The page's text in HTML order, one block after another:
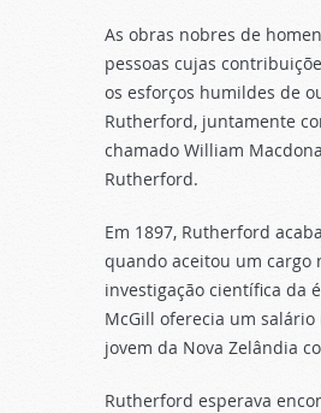
As obras nobres de
pessoas cujas
os esforços humildes de
Rutherford, juntamente
chamado William
Rutherford.
Em 1897, Rutherford
quando aceitou um cargo
investigação científica da
McGill oferecia um
jovem da Nova Zelândia
Rutherford esperava